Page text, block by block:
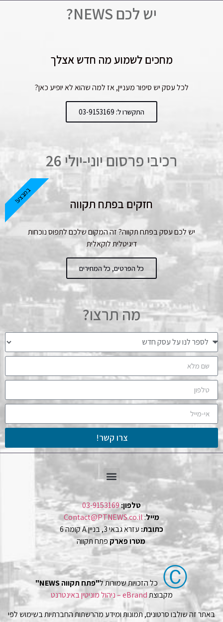
יש לכם NEWS?
מחכים לשמוע מה חדש אצלך
לכל עסק יש סיפור מעניין, אז למה שהוא לא יופיע כאן?
התקשרו ל: 03-9153169
רכיבי פרסום יוני-יולי 26
חזקים בפתח תקווה
יש לכם עסק בפתח תקווה? זה המקום שלכם לתפוס נוכחות
דיגיטלית לוקאלית
כל הפרטים, כל המחירים
במבצע!
מה תרצו?
צרו קשר!
טלפון:03-9153169
מייל:
Contact@PTNEWS.co.il
כתובת: עזרא גבאי 3, בניין A קומה 6
מטרו פארק פתח תקווה
Ⓒ כל הזכויות שמורות ל"פתח תקווה NEWS"
מקבוצתeBrand – ניהול מוניטין באינטרנט
באתר זה שולבו סרטונים, תמונות ומידע מהרשתות החברתיות בשימוש לפי